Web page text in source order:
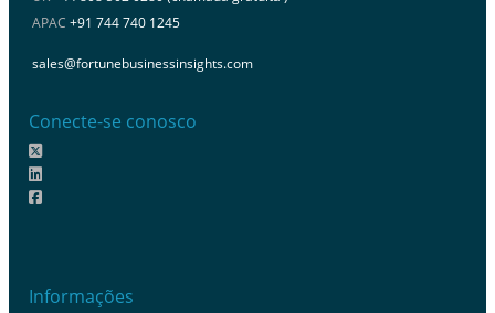
APAC +91 744 740 1245
sales@fortunebusinessinsights.com
Conecte-se conosco
Informações